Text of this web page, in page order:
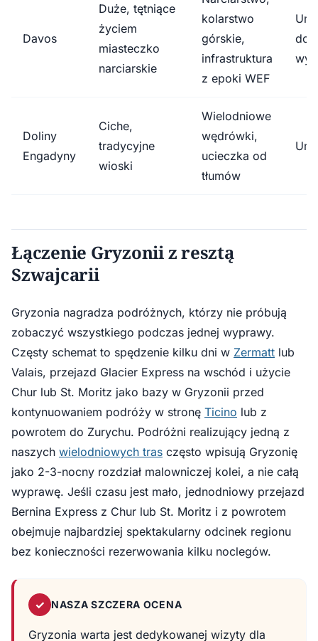
Davos
Duże, tętniące
życiem
miasteczko
narciarskie
kolarstwo
górskie,
infrastruktura
z epoki WEF
do
Doliny
Engadyny
Ciche,
tradycyjne
wioski
Wielodniowe
wędrówki,
ucieczka od
tłumów
Łączenie Gryzonii z resztą
Szwajcarii
Gryzonia nagradza podróżnych, którzy nie próbują
zobaczyć wszystkiego podczas jednej wyprawy.
Częsty schemat to spędzenie kilku dni w Zermatt lub
Valais, przejazd Glacier Express na wschód i użycie
Chur lub St. Moritz jako bazy w Gryzonii przed
kontynuowaniem podróży w stronę Ticino lub z
powrotem do Zurychu. Podróżni realizujący jedną z
naszych wielodniowych tras często wpisują Gryzonię
jako 2-3-nocny rozdział malowniczej kolei, a nie całą
wyprawę. Jeśli czasu jest mało, jednodniowy przejazd
Bernina Express z Chur lub St. Moritz i z powrotem
obejmuje najbardziej spektakularny odcinek regionu
bez konieczności rezerwowania kilku noclegów.
✓ NASZA SZCZERA OCENA
Gryzonia warta jest dedykowanej wizyty dla